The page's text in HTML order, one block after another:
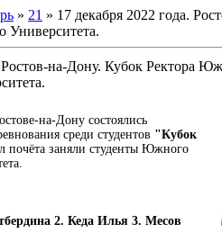
» 21 » 17 декабря 2022 года.
Университета.
Ростов-на-Дону. Кубок Ректора
на-Дону состоялись
среди студентов "Кубок
почёта заняли студенты Южного
2. Кеда Илья 3. Месов